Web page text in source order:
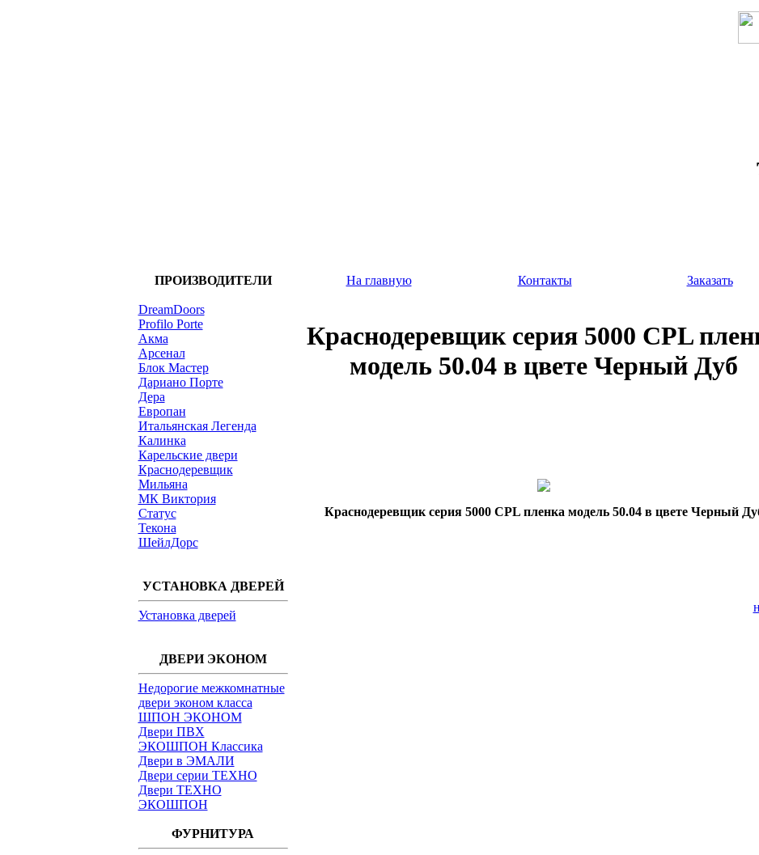
ПРОИЗВОДИТЕЛИ
DreamDoors
Profilo Porte
Акма
Арсенал
Блок Мастер
Дариано Порте
Дера
Европан
Итальянская Легенда
Калинка
Карельские двери
Краснодеревщик
Мильяна
МК Виктория
Статус
Текона
ШейлДорс
УСТАНОВКА ДВЕРЕЙ
Установка дверей
ДВЕРИ ЭКОНОМ
Недорогие межкомнатные
двери эконом класса
ШПОН ЭКОНОМ
Двери ПВХ
ЭКОШПОН Классика
Двери в ЭМАЛИ
Двери серии ТЕХНО
Двери ТЕХНО
ЭКОШПОН
ФУРНИТУРА
На главную Контакты Заказать
Краснодеревщик серия 5000 CPL
модель 50.04 в цвете Черный Дуб
Краснодеревщик серия 5000 CPL пленка модель 50.04 в цвете Черный